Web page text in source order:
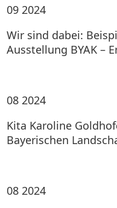
09 2024
Wir sind dabei:
Ausstellung BYAK –
08 2024
Kita Karoline
Bayerischen
08 2024